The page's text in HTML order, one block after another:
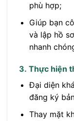
phù hợp;
Giúp bạn
và lập hồ
nhanh
3. Thực hiện
Đại diện
đăng ký
Thay mặt